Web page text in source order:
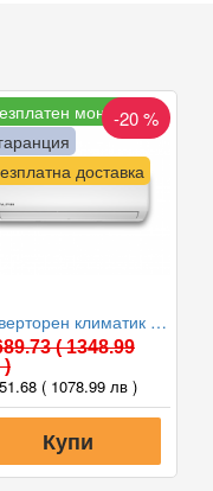
монтаж
доставка
-20 %
Инверторен климатик Alpin ASW-35ETE, Elite, WIFI, 12000 BTU, Клас А++
( 1348.99
)
( 1078.99 лв )
Купи